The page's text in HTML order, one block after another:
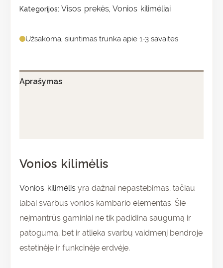
Kategorijos: Visos prekės, Vonios kilimėliai
Užsakoma, siuntimas trunka apie 1-3 savaites
Aprašymas
Vonios kilimėlis
Vonios kilimėlis yra dažnai nepastebimas, tačiau
labai svarbus vonios kambario elementas. Šie
neįmantrūs gaminiai ne tik padidina saugumą ir
patogumą, bet ir atlieka svarbų vaidmenį bendroje
estetinėje ir funkcinėje erdvėje.